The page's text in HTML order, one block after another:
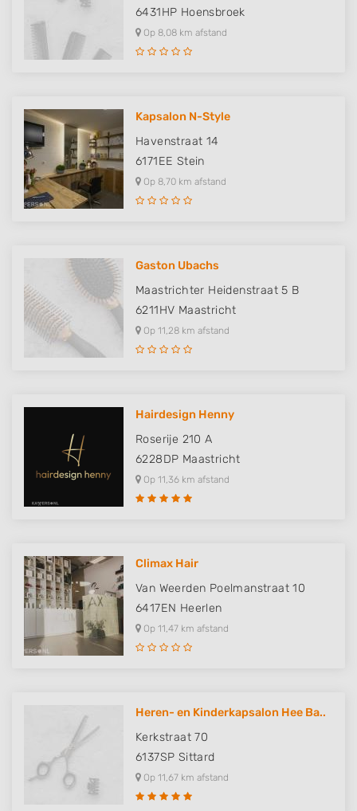
6431HP Hoensbroek
Op 8,08 km afstand
Kapsalon N-Style
Havenstraat 14
6171EE Stein
Op 8,70 km afstand
Gaston Ubachs
Maastrichter Heidenstraat 5 B
6211HV Maastricht
Op 11,28 km afstand
Hairdesign Henny
Roserije 210 A
6228DP Maastricht
Op 11,36 km afstand
Climax Hair
Van Weerden Poelmanstraat 10
6417EN Heerlen
Op 11,47 km afstand
Heren- en Kinderkapsalon Hee Ba..
Kerkstraat 70
6137SP Sittard
Op 11,67 km afstand